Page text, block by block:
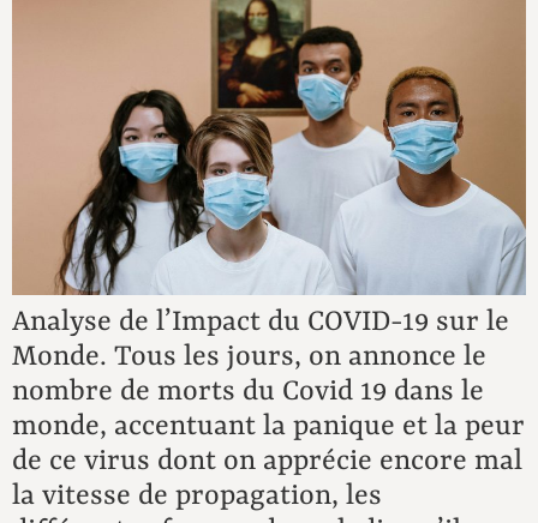
Analyse de l’Impact du COVID-19 sur le
Monde. Tous les jours, on annonce le
nombre de morts du Covid 19 dans le
monde, accentuant la panique et la peur
de ce virus dont on apprécie encore mal
la vitesse de propagation, les